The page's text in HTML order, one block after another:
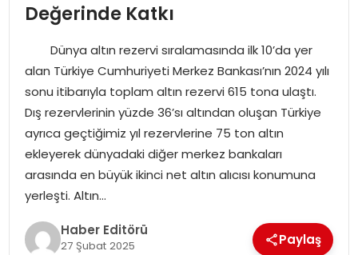
TEKNOLOJI
EĞITIM
MAGAZIN
SPOR
YAŞAM
Değerinde Katkı
Dünya altın rezervi sıralamasında ilk 10’da yer
alan Türkiye Cumhuriyeti Merkez Bankası’nın 2024 yılı
sonu itibarıyla toplam altın rezervi 615 tona ulaştı.
Dış rezervlerinin yüzde 36’sı altından oluşan Türkiye
ayrıca geçtiğimiz yıl rezervlerine 75 ton altın
ekleyerek dünyadaki diğer merkez bankaları
arasında en büyük ikinci net altın alıcısı konumuna
yerleşti. Altın…
Haber Editörü
27 Şubat 2025 Paylaş